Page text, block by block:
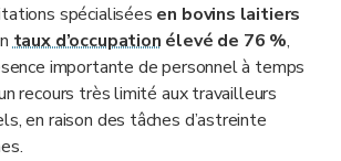
spécialisées en bovins laitiers
taux d’occupation élevé de 76 %,
importante de personnel à temps
recours très limité aux travailleurs
en raison des tâches d’astreinte